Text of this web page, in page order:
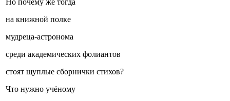
Но почему же тогда
на книжной полке
мудреца-астронома
среди академических фолиантов
стоят щуплые сборнички стихов?
Что нужно учёному